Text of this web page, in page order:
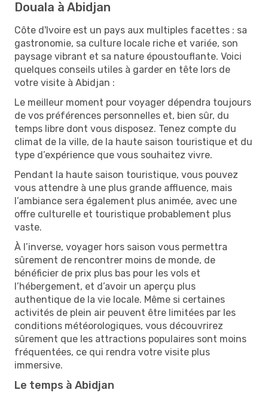
Douala à Abidjan
Côte d'Ivoire est un pays aux multiples facettes : sa
gastronomie, sa culture locale riche et variée, son
paysage vibrant et sa nature époustouflante. Voici
quelques conseils utiles à garder en tête lors de
votre visite à Abidjan :
Le meilleur moment pour voyager dépendra toujours
de vos préférences personnelles et, bien sûr, du
temps libre dont vous disposez. Tenez compte du
climat de la ville, de la haute saison touristique et du
type d’expérience que vous souhaitez vivre.
Pendant la haute saison touristique, vous pouvez
vous attendre à une plus grande affluence, mais
l’ambiance sera également plus animée, avec une
offre culturelle et touristique probablement plus
vaste.
À l’inverse, voyager hors saison vous permettra
sûrement de rencontrer moins de monde, de
bénéficier de prix plus bas pour les vols et
l’hébergement, et d’avoir un aperçu plus
authentique de la vie locale. Même si certaines
activités de plein air peuvent être limitées par les
conditions météorologiques, vous découvrirez
sûrement que les attractions populaires sont moins
fréquentées, ce qui rendra votre visite plus
immersive.
Le temps à Abidjan